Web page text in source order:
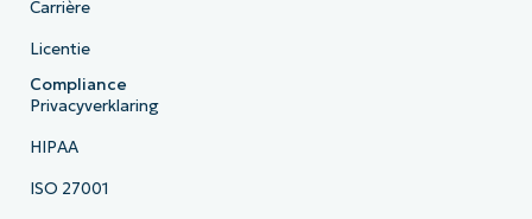
Carrière
Licentie
Compliance
Privacyverklaring
HIPAA
ISO 27001